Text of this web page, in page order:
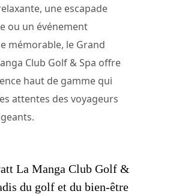
une escapade
ou un événement
mémorable, le Grand
Club Golf & Spa offre
haut de gamme qui
attentes des voyageurs
La Manga Club Golf &
du golf et du bien-être